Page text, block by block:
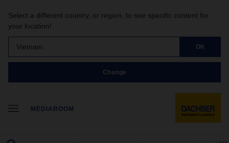
Select a different country, or region, to see specific content for
your location!
Vietnam OK
Change
MEDIAROOM